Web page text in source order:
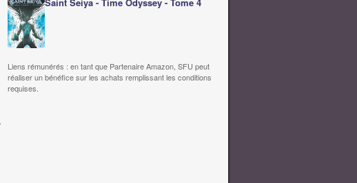
Liens rémunérés : en tant que Partenaire Amazon, SFU peut
réaliser un bénéfice sur les achats remplissant les conditions
requises.